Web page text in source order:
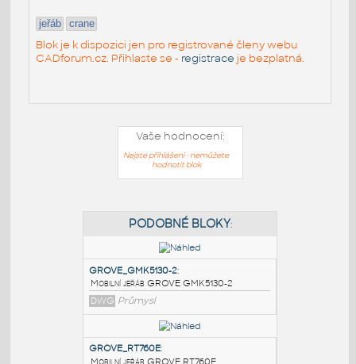
jeřáb crane
Blok je k dispozici jen pro registrované členy webu
CADforum.cz. Přihlaste se - registrace je bezplatná.
Vaše hodnocení:
Nejste přihlášeni - nemůžete
hodnotit blok
PODOBNÉ BLOKY